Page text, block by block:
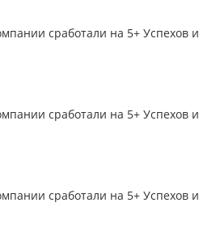
сработали на 5+ Успехов и
сработали на 5+ Успехов и
сработали на 5+ Успехов и